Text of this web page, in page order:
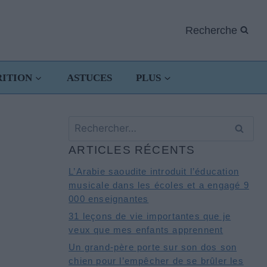
Recherche
ASTUCES PLUS
Rechercher :
ARTICLES RÉCENTS
L’Arabie saoudite introduit l’éducation
musicale dans les écoles et a engagé 9
000 enseignantes
31 leçons de vie importantes que je
veux que mes enfants apprennent
Un grand-père porte sur son dos son
chien pour l’empêcher de se brûler les